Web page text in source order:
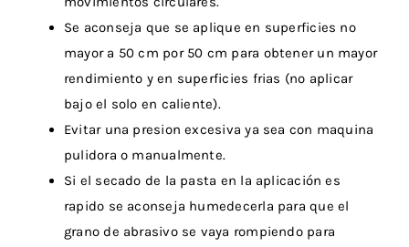
Se aconseja que se aplique en superficies no
mayor a 50 cm por 50 cm para obtener un mayor
rendimiento y en superficies frias (no aplicar
bajo el solo en caliente).
Evitar una presion excesiva ya sea con maquina
pulidora o manualmente.
Si el secado de la pasta en la aplicación es
rapido se aconseja humedecerla para que el
grano de abrasivo se vaya rompiendo para